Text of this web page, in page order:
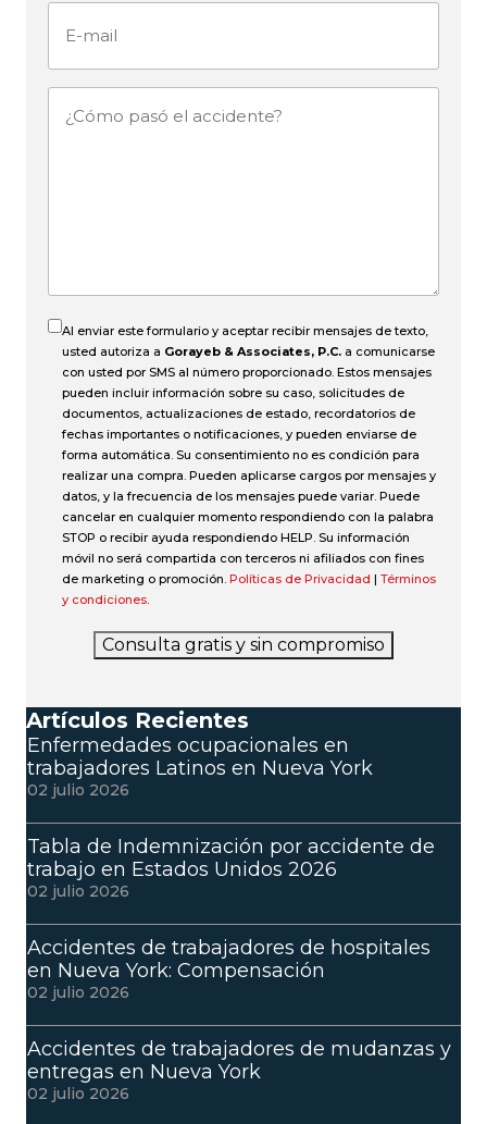
¿Cómo
Al enviar este formulario y aceptar recibir mensajes de texto,
usted autoriza a Gorayeb & Associates, P.C. a comunicarse
con usted por SMS al número proporcionado. Estos mensajes
pueden incluir información sobre su caso, solicitudes de
documentos, actualizaciones de estado, recordatorios de
fechas importantes o notificaciones, y pueden enviarse de
forma automática. Su consentimiento no es condición para
realizar una compra. Pueden aplicarse cargos por mensajes y
datos, y la frecuencia de los mensajes puede variar. Puede
cancelar en cualquier momento respondiendo con la palabra
STOP o recibir ayuda respondiendo HELP. Su información
móvil no será compartida con terceros ni afiliados con fines
de marketing o promoción. Políticas de Privacidad | Términos
y condiciones.
Consulta gratis y sin compromiso
Artículos Recientes
Enfermedades ocupacionales en
trabajadores Latinos en Nueva York
02 julio 2026
Tabla de Indemnización por accidente de
trabajo en Estados Unidos 2026
02 julio 2026
Accidentes de trabajadores de hospitales
en Nueva York: Compensación
02 julio 2026
Accidentes de trabajadores de mudanzas y
entregas en Nueva York
02 julio 2026